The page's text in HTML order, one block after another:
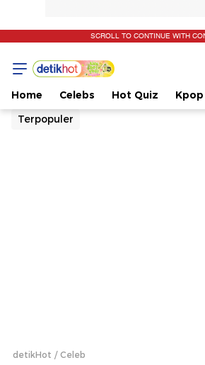
SCROLL TO CONTINUE WITH
Home Celebs Hot Quiz Kpop
Terpopuler
detikHot Celeb